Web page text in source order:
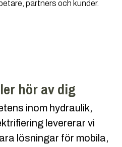
partners och kunder.
hör av dig
inom hydraulik,
levererar vi
lösningar för mobila,